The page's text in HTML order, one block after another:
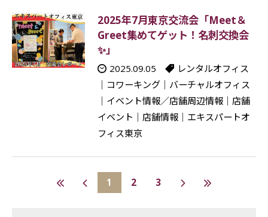
2025年7月東京交流会「Meet＆
Greet集めてゲット！名刺交換会
✨」
2025.09.05
レンタルオフィス
コワーキング｜ バーチャルオフィス
イベント情報／店舗周辺情報｜ 店舗
イベント
店舗情報｜ エキスパートオ
フィス東京
1 2 3